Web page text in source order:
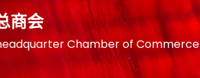
商会
Chamber of Commerce